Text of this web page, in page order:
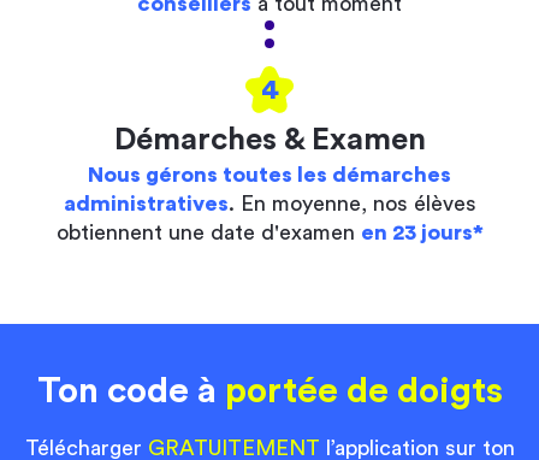
4
Démarches & Examen
Nous gérons toutes les démarches
administratives. En moyenne, nos élèves
obtiennent une date d'examen en 23 jours*
Ton code à portée de doigts
Télécharger GRATUITEMENT l’application sur ton